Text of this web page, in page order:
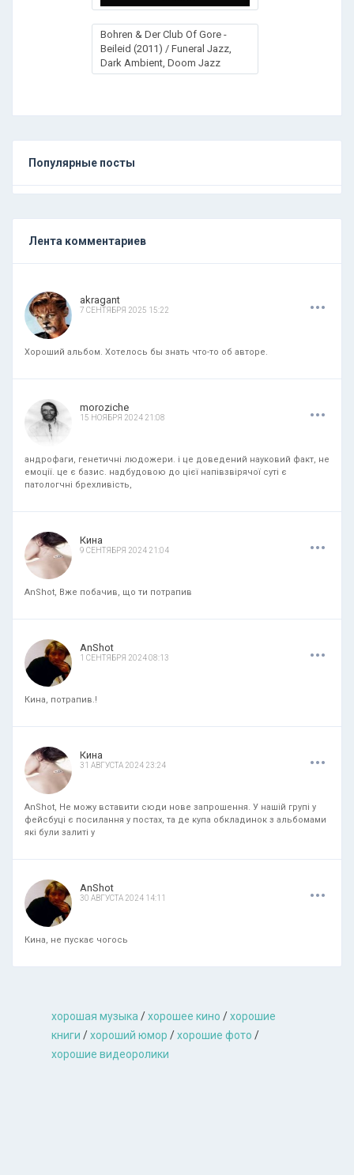
Bohren & Der Club Of Gore -
Beileid (2011) / Funeral Jazz,
Dark Ambient, Doom Jazz
Популярные посты
Лента комментариев
akragant
7 СЕНТЯБРЯ 2025 15:22 ...
Хороший альбом. Хотелось бы знать что-то об авторе.
moroziche
15 НОЯБРЯ 2024 21:08 ...
андрофаги, генетичні людожери. і це доведений науковий факт, не
емоції. це є базис. надбудовою до цієї напівзвірячої суті є
патологчні брехливість,
Кина
9 СЕНТЯБРЯ 2024 21:04 ...
AnShot, Вже побачив, що ти потрапив
AnShot
1 СЕНТЯБРЯ 2024 08:13 ...
Кина, потрапив.!
Кина
31 АВГУСТА 2024 23:24 ...
AnShot, Не можу вставити сюди нове запрошення. У нашій групі у
фейсбуці є посилання у постах, та де купа обкладинок з альбомами
які були залиті у
AnShot
30 АВГУСТА 2024 14:11 ...
Кина, не пускає чогось
хорошая музыкa /хорошее кино /хорошие
книги /хороший юмор /хорошие фото /
хорошие видеоролики